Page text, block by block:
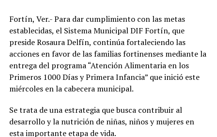
facultades con las que cuenta para aplicar dichas
sanciones.
Los beneficiarios agradecieron el apoyo otorgado por el
DIF Municipal, ya que para muchas familias el costo de
unos lentes representa un gasto difícil de solventar, por
lo que este programa les permitió acceder de manera
gratuita a un instrumento indispensable para sus
actividades diarias.
Con estas acciones, el Sistema Municipal DIF de
Amatlán de los Reyes reafirmó su compromiso de
trabajar en favor de los sectores más vulnerables del
Fortín, Ver.- Para dar cumplimiento con las metas
establecidas, el Sistema Municipal DIF Fortín, que
preside Rosaura Delfín, continúa fortaleciendo las
acciones en favor de las familias fortinenses mediante la
entrega del programa “Atención Alimentaria en los
Primeros 1000 Días y Primera Infancia” que inició este
miércoles en la cabecera municipal.
Se trata de una estrategia que busca contribuir al
desarrollo y la nutrición de niñas, niños y mujeres en
esta importante etapa de vida.